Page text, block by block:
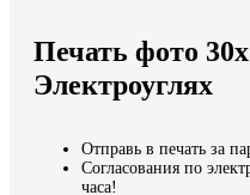
Мы доставляем по всему
Продолжить без города
Печать фото
Электроуглях
Отправь в печать за
Согласования по
часа!